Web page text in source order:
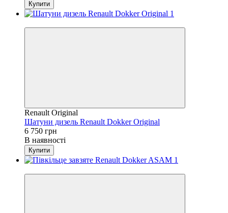
Купити
Renault Original
Шатуни дизель Renault Dokker Original
6 750 грн
В наявності
Купити